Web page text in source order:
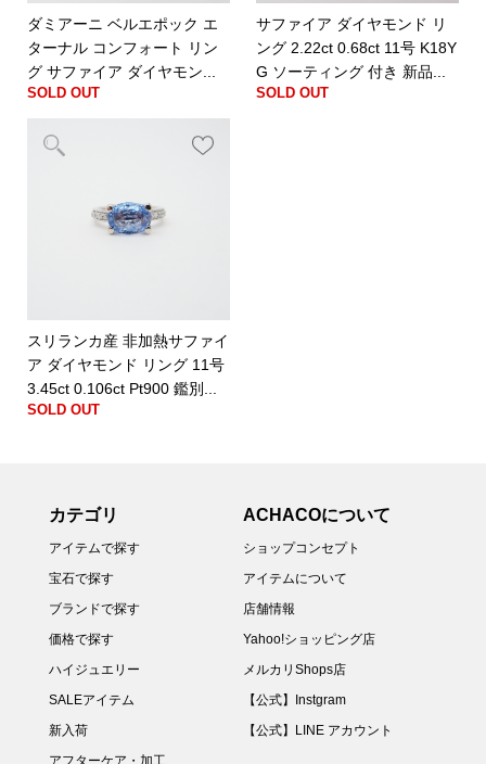
ダミアーニ ベルエポック エ
ターナル コンフォート リン
グ サファイア ダイヤモン...
SOLD OUT
サファイア ダイヤモンド リ
ング 2.22ct 0.68ct 11号 K18Y
G ソーティング 付き 新品...
SOLD OUT
スリランカ産 非加熱サファイ
ア ダイヤモンド リング 11号
3.45ct 0.106ct Pt900 鑑別...
SOLD OUT
カテゴリ
アイテムで探す
宝石で探す
ブランドで探す
価格で探す
ハイジュエリー
SALEアイテム
新入荷
ACHACOについて
ショップコンセプト
アイテムについて
店舗情報
Yahoo!ショッピング店
メルカリShops店
【公式】Instgram
【公式】LINE アカウント